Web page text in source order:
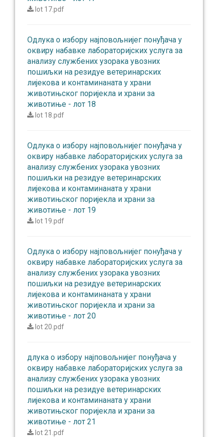
lot 17.pdf
Одлукa о избору најповољнијег понуђача у
оквиру набавке лабораторијских услуга за
анализу службених узорака увозних
пошиљки на резидуе ветеринарских
лијекова и контаминаната у храни
животињског поријекла и храни за
животиње - лот 18
lot 18.pdf
Одлукa о избору најповољнијег понуђача у
оквиру набавке лабораторијских услуга за
анализу службених узорака увозних
пошиљки на резидуе ветеринарских
лијекова и контаминаната у храни
животињског поријекла и храни за
животиње - лот 19
lot 19.pdf
Одлукa о избору најповољнијег понуђача у
оквиру набавке лабораторијских услуга за
анализу службених узорака увозних
пошиљки на резидуе ветеринарских
лијекова и контаминаната у храни
животињског поријекла и храни за
животиње - лот 20
lot 20.pdf
длукa о избору најповољнијег понуђача у
оквиру набавке лабораторијских услуга за
анализу службених узорака увозних
пошиљки на резидуе ветеринарских
лијекова и контаминаната у храни
животињског поријекла и храни за
животиње - лот 21
lot 21.pdf